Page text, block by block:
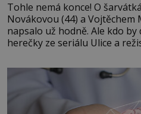
Tohle nemá konce! O
Novákovou (44) a Vojtěchem
napsalo už hodně. Ale kdo
herečky ze seriálu Ulice a